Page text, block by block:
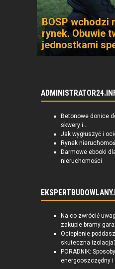
BOSP wchodzi
rynek. Obuwie
jednostkami
Betonowe donice
skwery i...
Jak wygłuszyć i
Rynek
Darmowe ebooki
nieruchomości
Na co zwrócić
zakupie bramy
Ocieplenie
skuteczna
PORADNIK:
energooszczędny i